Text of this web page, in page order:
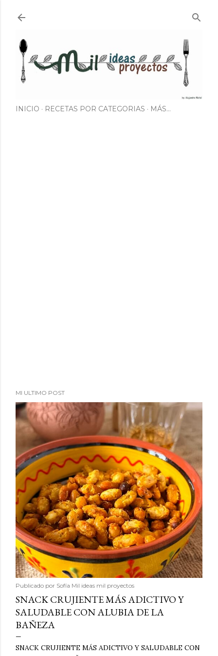
INICIO RECETAS POR CATEGORIAS MÁS…
MI ULTIMO POST
Publicado por Sofía Mil ideas mil proyectos
SNACK CRUJIENTE MÁS ADICTIVO Y
SALUDABLE CON ALUBIA DE LA
BAÑEZA
SNACK CRUJIENTE MÁS ADICTIVO Y SALUDABLE CON